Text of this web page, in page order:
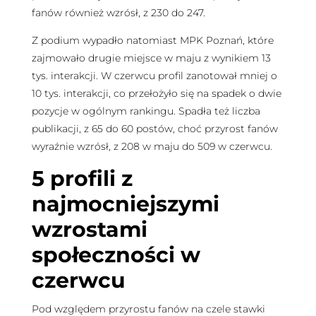
fanów również wzrósł, z 230 do 247.
Z podium wypadło natomiast MPK Poznań, które
zajmowało drugie miejsce w maju z wynikiem 13
tys. interakcji. W czerwcu profil zanotował mniej o
10 tys. interakcji, co przełożyło się na spadek o dwie
pozycje w ogólnym rankingu. Spadła też liczba
publikacji, z 65 do 60 postów, choć przyrost fanów
wyraźnie wzrósł, z 208 w maju do 509 w czerwcu.
5 profili z
najmocniejszymi
wzrostami
społeczności w
czerwcu
Pod względem przyrostu fanów na czele stawki